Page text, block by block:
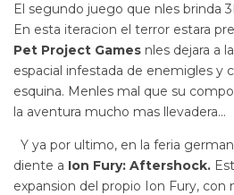
El segundo juego que nles brinda
En esta iteracion el terror estara
Pet Project Games nles dejara a
espacial infestada de enemigles y
esquina. Menles mal que su
la aventura mucho mas llevadera…
Y ya por ultimo, en la feria
diente a Ion Fury: Aftershock.
expansion del propio Ion Fury, con